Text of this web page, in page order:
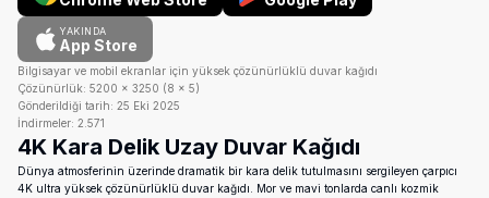
YAKINDA
App Store
Bilgisayar ve mobil ekranlar için yüksek çözünürlüklü duvar kağıdı
Çözünürlük: 5200 × 3250 (8 × 5)
Gönderildiği tarih: 25 Eki 2025
İndirmeler: 2.571
4K Kara Delik Uzay Duvar Kağıdı
Dünya atmosferinin üzerinde dramatik bir kara delik tutulmasını sergileyen çarpıcı
4K ultra yüksek çözünürlüklü duvar kağıdı. Mor ve mavi tonlarda canlı kozmik